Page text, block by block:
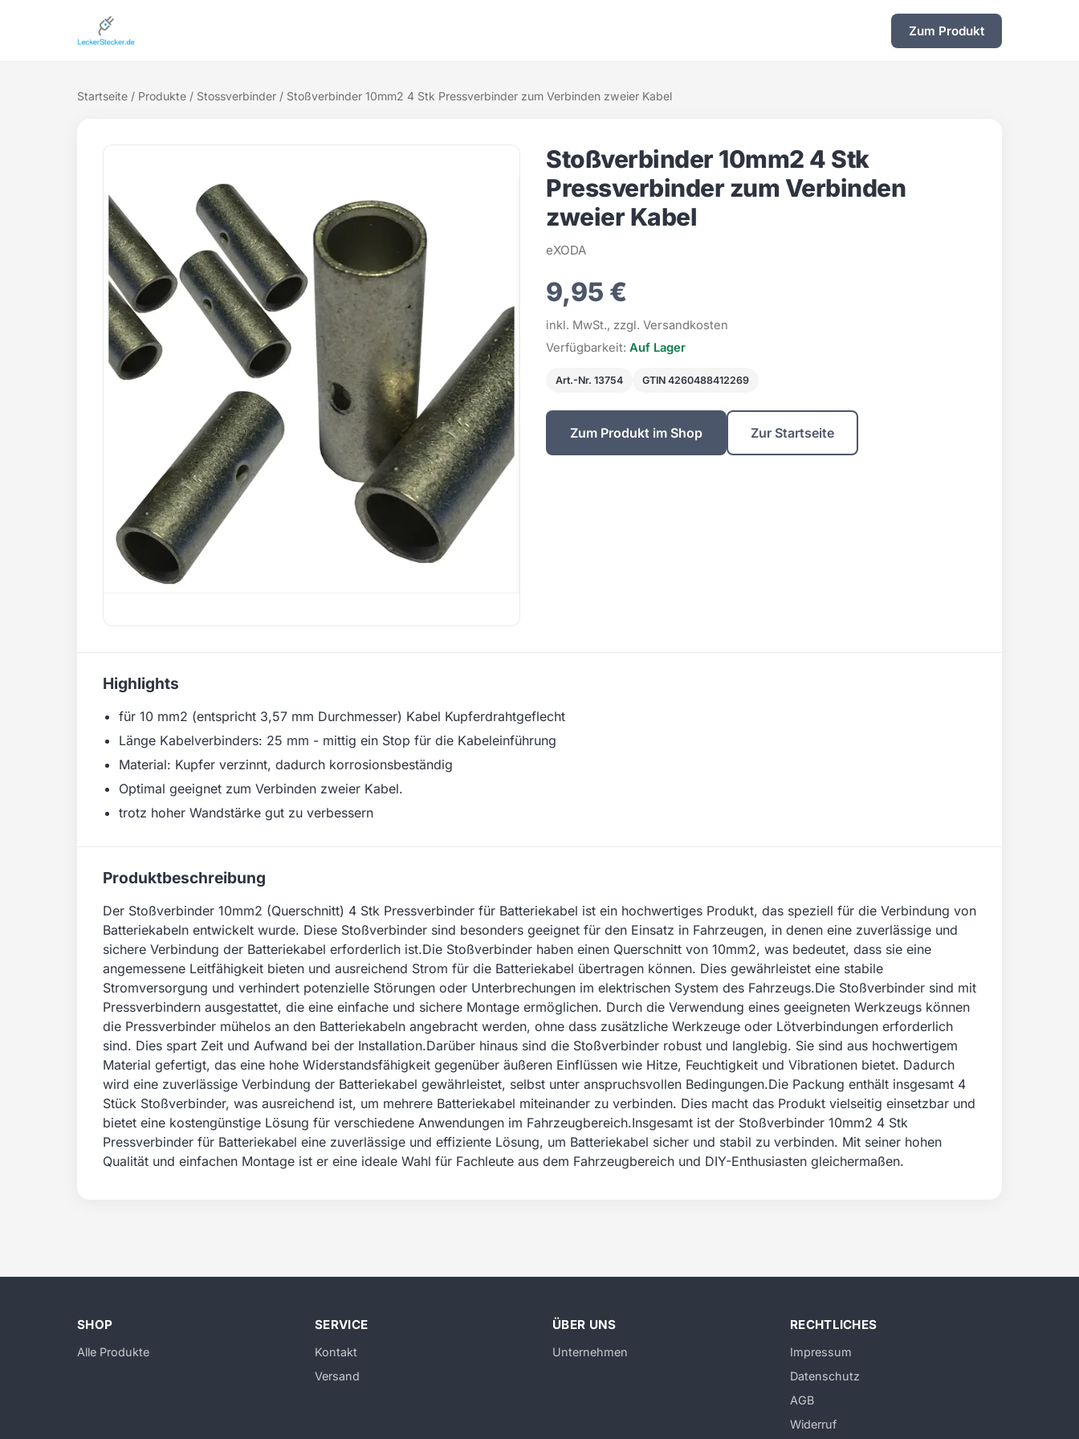
Zum Produkt
Startseite / Produkte / Stossverbinder / Stoßverbinder 10mm2 4 Stk Pressverbinder zum Verbinden zweier Kabel
Stoßverbinder 10mm2 4 Stk
Pressverbinder zum Verbinden
zweier Kabel
eXODA
9,95 €
inkl. MwSt., zzgl. Versandkosten
Verfügbarkeit: Auf Lager
Art.-Nr. 13754 GTIN 4260488412269
Zum Produkt im Shop Zur Startseite
Highlights
für 10 mm2 (entspricht 3,57 mm Durchmesser) Kabel Kupferdrahtgeflecht
Länge Kabelverbinders: 25 mm - mittig ein Stop für die Kabeleinführung
Material: Kupfer verzinnt, dadurch korrosionsbeständig
Optimal geeignet zum Verbinden zweier Kabel.
trotz hoher Wandstärke gut zu verbessern
Produktbeschreibung
Der Stoßverbinder 10mm2 (Querschnitt) 4 Stk Pressverbinder für Batteriekabel ist ein hochwertiges Produkt, das speziell für die Verbindung von
Batteriekabeln entwickelt wurde. Diese Stoßverbinder sind besonders geeignet für den Einsatz in Fahrzeugen, in denen eine zuverlässige und
sichere Verbindung der Batteriekabel erforderlich ist.Die Stoßverbinder haben einen Querschnitt von 10mm2, was bedeutet, dass sie eine
angemessene Leitfähigkeit bieten und ausreichend Strom für die Batteriekabel übertragen können. Dies gewährleistet eine stabile
Stromversorgung und verhindert potenzielle Störungen oder Unterbrechungen im elektrischen System des Fahrzeugs.Die Stoßverbinder sind mit
Pressverbindern ausgestattet, die eine einfache und sichere Montage ermöglichen. Durch die Verwendung eines geeigneten Werkzeugs können
die Pressverbinder mühelos an den Batteriekabeln angebracht werden, ohne dass zusätzliche Werkzeuge oder Lötverbindungen erforderlich
sind. Dies spart Zeit und Aufwand bei der Installation.Darüber hinaus sind die Stoßverbinder robust und langlebig. Sie sind aus hochwertigem
Material gefertigt, das eine hohe Widerstandsfähigkeit gegenüber äußeren Einflüssen wie Hitze, Feuchtigkeit und Vibrationen bietet. Dadurch
wird eine zuverlässige Verbindung der Batteriekabel gewährleistet, selbst unter anspruchsvollen Bedingungen.Die Packung enthält insgesamt 4
Stück Stoßverbinder, was ausreichend ist, um mehrere Batteriekabel miteinander zu verbinden. Dies macht das Produkt vielseitig einsetzbar und
bietet eine kostengünstige Lösung für verschiedene Anwendungen im Fahrzeugbereich.Insgesamt ist der Stoßverbinder 10mm2 4 Stk
Pressverbinder für Batteriekabel eine zuverlässige und effiziente Lösung, um Batteriekabel sicher und stabil zu verbinden. Mit seiner hohen
Qualität und einfachen Montage ist er eine ideale Wahl für Fachleute aus dem Fahrzeugbereich und DIY-Enthusiasten gleichermaßen.
SHOP
Alle Produkte
SERVICE
Kontakt
Versand
ÜBER UNS
Unternehmen
RECHTLICHES
Impressum
Datenschutz
AGB
Widerruf